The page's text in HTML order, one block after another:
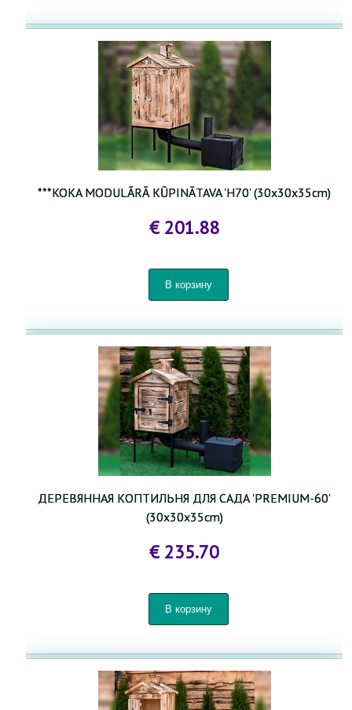
***KOKA MODULĀRĀ KŪPINĀTAVA 'H70' (30x30x35cm)
€ 201.88
ДЕРЕВЯННАЯ КОПТИЛЬНЯ ДЛЯ САДА 'PREMIUM-60'
(30x30x35cm)
€ 235.70